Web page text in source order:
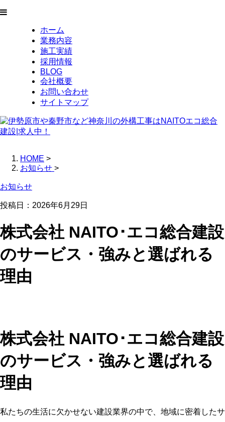
ホーム
業務内容
施工実績
採用情報
BLOG
会社概要
お問い合わせ
サイトマップ
HOME >
お知らせ >
お知らせ
投稿日： 2026年6月29日
株式会社 NAITO･エコ総合建設
のサービス・強みと選ばれる
理由
株式会社 NAITO･エコ総合建設
のサービス・強みと選ばれる
理由
私たちの生活に欠かせない建設業界の中で、地域に密着したサ